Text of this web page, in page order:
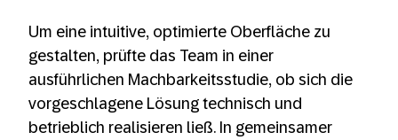
Um eine intuitive, optimierte Oberfläche zu
gestalten, prüfte das Team in einer
ausführlichen Machbarkeitsstudie, ob sich die
vorgeschlagene Lösung technisch und
betrieblich realisieren ließ. In gemeinsamer